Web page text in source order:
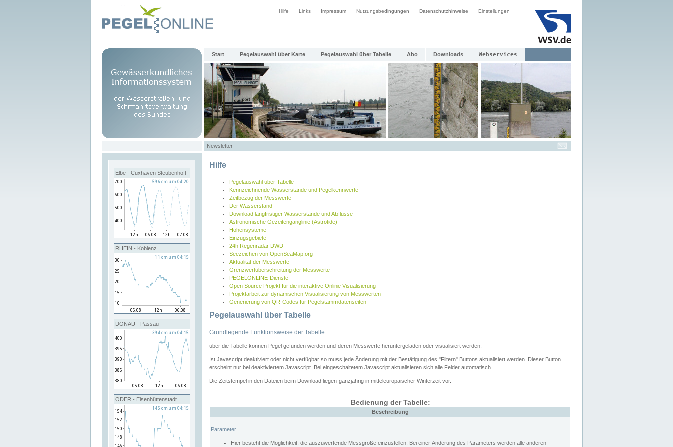
Hilfe Links Impressum Nutzungsbedingungen Datenschutzhinweise Einstellungen
Start Pegelauswahl über Karte Pegelauswahl über Tabelle Abo Downloads Webservices
Newsletter
Elbe - Cuxhaven Steubenhöft
RHEIN - Koblenz
DONAU - Passau
ODER - Eisenhüttenstadt
Hilfe
Pegelauswahl über Tabelle
Kennzeichnende Wasserstände und Pegelkennwerte
Zeitbezug der Messwerte
Der Wasserstand
Download langfristiger Wasserstände und Abflüsse
Astronomische Gezeitenganglinie (Astrotide)
Höhensysteme
Einzugsgebiete
24h Regenradar DWD
Seezeichen von OpenSeaMap.org
Aktualität der Messwerte
Grenzwertüberschreitung der Messwerte
PEGELONLINE-Dienste
Open Source Projekt für die interaktive Online Visualisierung
Projektarbeit zur dynamischen Visualisierung von Messwerten
Generierung von QR-Codes für Pegelstammdatenseiten
Pegelauswahl über Tabelle
Grundlegende Funktionsweise der Tabelle
über die Tabelle können Pegel gefunden werden und deren Messwerte heruntergeladen oder visualisiert werden.
Ist Javascript deaktiviert oder nicht verfügbar so muss jede Änderung mit der Bestätigung des "Filtern" Buttons aktualisiert werden. Dieser Button
erscheint nur bei deaktiviertem Javascript. Bei eingeschaltetem Javascript aktualisieren sich alle Felder automatisch.
Die Zeitstempel in den Dateien beim Download liegen ganzjährig in mitteleuropäischer Winterzeit vor.
Bedienung der Tabelle:
Beschreibung
Parameter
Hier besteht die Möglichkeit, die auszuwertende Messgröße einzustellen. Bei einer Änderung des Parameters werden alle anderen